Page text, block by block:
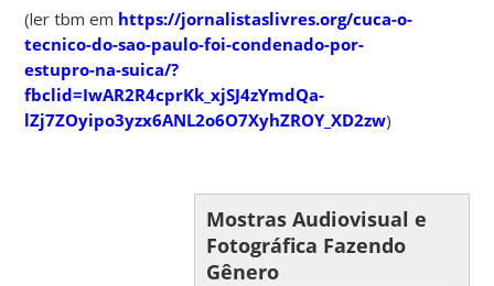
(ler tbm em https://jornalistaslivres.org/cuca-o-
tecnico-do-sao-paulo-foi-condenado-por-
estupro-na-suica/?
fbclid=IwAR2R4cprKk_xjSJ4zYmdQa-
lZj7ZOyipo3yzx6ANL2o6O7XyhZROY_XD2zw)
Mostras Audiovisual e
Fotográfica Fazendo
Gênero